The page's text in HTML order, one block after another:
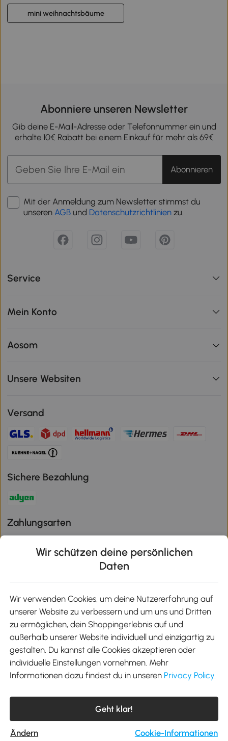
mini weihnachtsbäume
Abonniere unseren Newsletter
Gib deine E-Mail-Adresse oder Telefonnummer ein und
erhalte 10€ Rabatt bei einem Einkauf für mehr als 69€
Abonnieren
Mit der Anmeldung zum Newsletter stimmst du
unseren AGB und Datenschutzrichtlinien zu.
Service
Mein Konto
Aosom
Unsere Websiten
Versand
Sichere Bezahlung
Zahlungsarten
Aosom-App
Google Play
Tel.: +49 40 87408465
kontakt@aosom.de
Telefonservice Mo.-Fr. 9:00-17:30 Uhr
MH Handel GmbH, Wendenstraße 309, 20537 Hamburg
Wir schützen deine persönlichen
Daten
Wir verwenden Cookies, um deine Nutzererfahrung auf
unserer Website zu verbessern und um uns und Dritten
zu ermöglichen, dein Shoppingerlebnis auf und
außerhalb unserer Website individuell und einzigartig zu
gestalten. Du kannst alle Cookies akzeptieren oder
individuelle Einstellungen vornehmen. Mehr
Informationen dazu findest du in unseren Privacy Policy.
Geht klar!
Ändern Cookie-Informationen